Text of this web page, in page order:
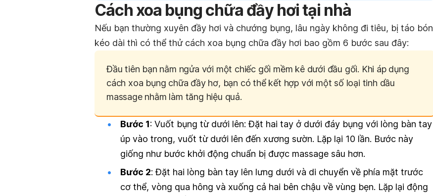
Cách xoa bụng chữa đầy hơi tại nhà
Nếu bạn thường xuyên đầy hơi và chướng bụng, lâu ngày không đi tiêu, bị táo bón
kéo dài thì có thể thử cách xoa bụng chữa đầy hơi bao gồm 6 bước sau đây:
Đầu tiên bạn nằm ngửa với một chiếc gối mềm kê dưới đầu gối. Khi áp dụng
cách xoa bụng chữa đầy hơ, bạn có thể kết hợp với một số loại tinh dầu
massage nhằm làm tăng hiệu quả.
Bước 1: Vuốt bụng từ dưới lên: Đặt hai tay ở dưới đáy bụng với lòng bàn tay
úp vào trong, vuốt từ dưới lên đến xương sườn. Lặp lại 10 lần. Bước này
giống như bước khởi động chuẩn bị được massage sâu hơn.
Bước 2: Đặt hai lòng bàn tay lên lưng dưới và di chuyển về phía mặt trước
cơ thể, vòng qua hông và xuống cả hai bên chậu về vùng bẹn. Lặp lại động